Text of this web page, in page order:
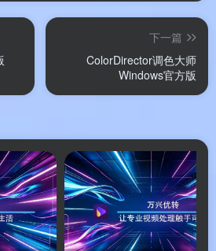
AVI/MXF/ProRes/HEVC/XAVC，
，直推
下一篇
ColorDirector调色大师
Windows官方版